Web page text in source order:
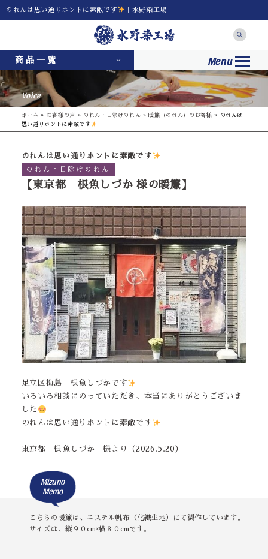
のれんは思い通りホントに素敵です ｜水野染工場
商品一覧 Menu
Voice
ホーム » お客様の声 » のれん・日除けのれん » 暖簾（のれん）のお客様 »
のれんは
思い通りホントに素敵です
のれんは思い通りホントに素敵です
のれん・日除けのれん
【東京都 根魚しづか 様の暖簾】
足立区梅島 根魚しづかです
いろいろ相談にのっていただき、本当にありがとうございま
した
のれんは思い通りホントに素敵です
東京都 根魚しづか 様より（2026.5.20）
こちらの暖簾は、エステル帆布（化繊生地）にて製作しています。
サイズは、縦９０cm×横８０cmです。
Mizuno
Memo